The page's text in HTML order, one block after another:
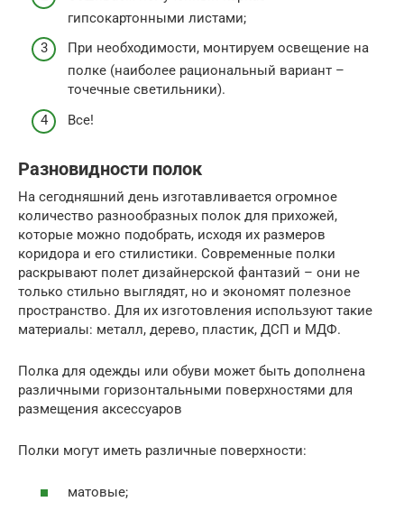
гипсокартонными листами;
При необходимости, монтируем освещение на
полке (наиболее рациональный вариант –
точечные светильники).
Все!
Разновидности полок
На сегодняшний день изготавливается огромное
количество разнообразных полок для прихожей,
которые можно подобрать, исходя их размеров
коридора и его стилистики. Современные полки
раскрывают полет дизайнерской фантазий – они не
только стильно выглядят, но и экономят полезное
пространство. Для их изготовления используют такие
материалы: металл, дерево, пластик, ДСП и МДФ.
Полка для одежды или обуви может быть дополнена
различными горизонтальными поверхностями для
размещения аксессуаров
Полки могут иметь различные поверхности:
матовые;